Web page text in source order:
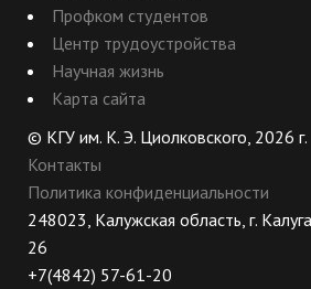
Профком студентов
Центр трудоустройства
Научная жизнь
Карта сайта
© КГУ им. К. Э. Циолковского, 2026 г.
Контакты
Политика конфиденциальности
248023, Калужская область, г.
26
+7(4842) 57-61-20